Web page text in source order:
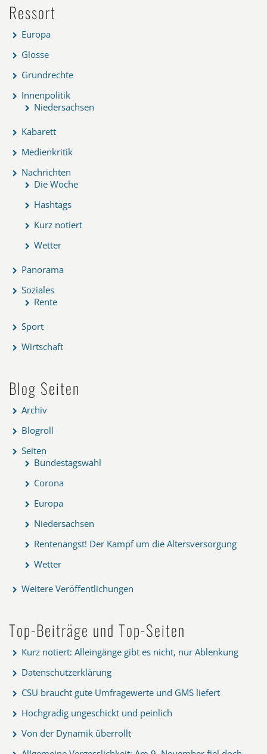
Ressort
Europa
Glosse
Grundrechte
Innenpolitik
Niedersachsen
Kabarett
Medienkritik
Nachrichten
Die Woche
Hashtags
Kurz notiert
Wetter
Panorama
Soziales
Rente
Sport
Wirtschaft
Blog Seiten
Archiv
Blogroll
Seiten
Bundestagswahl
Corona
Europa
Niedersachsen
Rentenangst! Der Kampf um die Altersversorgung
Wetter
Weitere Veröffentlichungen
Top-Beiträge und Top-Seiten
Kurz notiert: Alleingänge gibt es nicht, nur Ablenkung
Datenschutzerklärung
CSU braucht gute Umfragewerte und GMS liefert
Hochgradig ungeschickt und peinlich
Von der Dynamik überrollt